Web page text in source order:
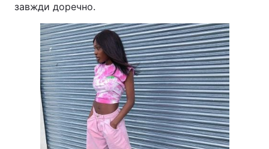
Тема оформлення
завжди доречно.